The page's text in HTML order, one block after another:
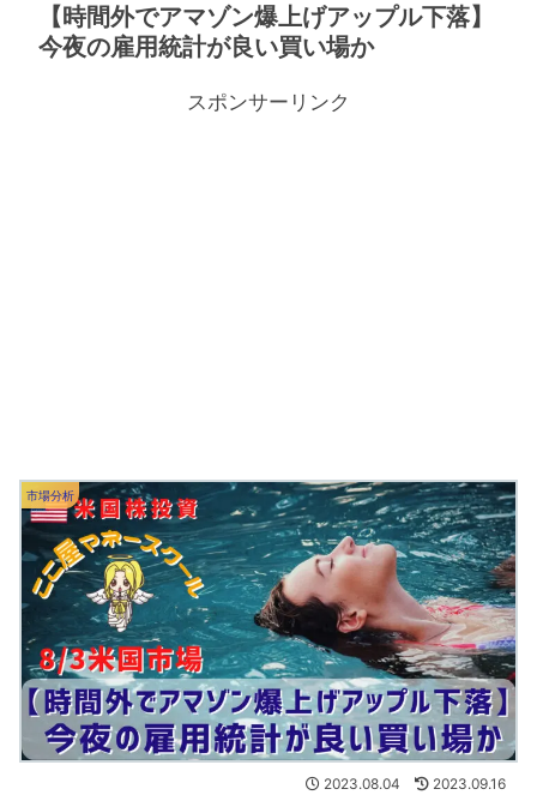
【時間外でアマゾン爆上げアップル下落】
今夜の雇用統計が良い買い場か
スポンサーリンク
市場分析
2023.08.04 2023.09.16